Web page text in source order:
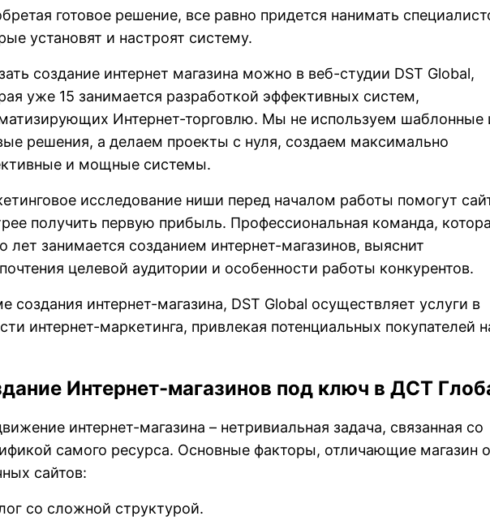
готовое решение, все равно придется нанимать
установят и настроят систему.
создание интернет магазина можно в веб-студии DST Global,
уже 15 занимается разработкой эффективных систем,
Интернет-торговлю. Мы не используем шаблонные
решения, а делаем проекты с нуля, создаем максимально
и мощные системы.
исследование ниши перед началом работы помогут
получить первую прибыль. Профессиональная команда,
лет занимается созданием интернет-магазинов, выяснит
целевой аудитории и особенности работы конкурентов.
создания интернет-магазина, DST Global осуществляет услуги в
интернет-маркетинга, привлекая потенциальных покупателей
Интернет-магазинов под ключ в ДСТ
интернет-магазина – нетривиальная задача, связанная со
самого ресурса. Основные факторы, отличающие магазин
сайтов:
со сложной структурой.